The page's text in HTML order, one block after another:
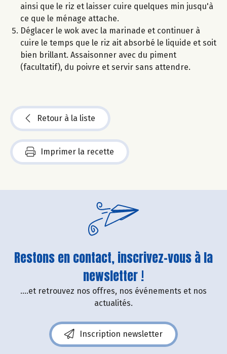
ainsi que le riz et laisser cuire quelques min jusqu'à
ce que le ménage attache.
Déglacer le wok avec la marinade et continuer à
cuire le temps que le riz ait absorbé le liquide et soit
bien brillant. Assaisonner avec du piment
(facultatif), du poivre et servir sans attendre.
Retour à la liste
Imprimer la recette
Restons en contact, inscrivez-vous à la
newsletter !
....et retrouvez nos offres, nos événements et nos
actualités.
Inscription newsletter